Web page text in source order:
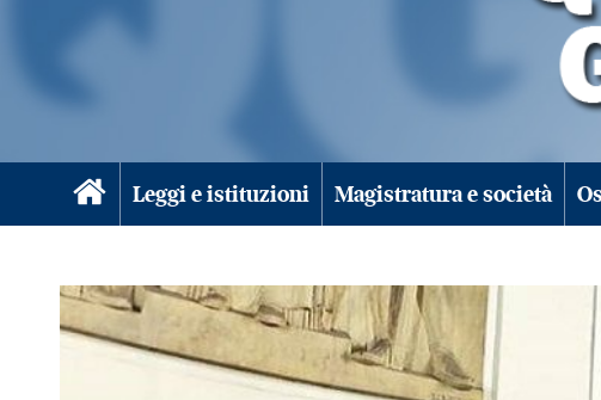
Leggi e istituzioni Magistratura e società